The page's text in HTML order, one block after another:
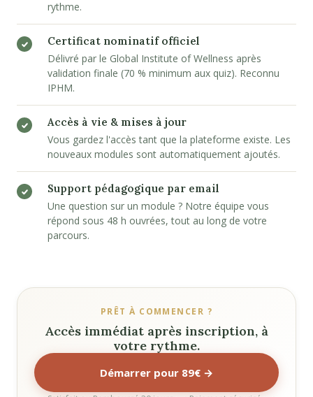
rythme.
Certificat nominatif officiel
Délivré par le Global Institute of Wellness après
validation finale (70 % minimum aux quiz). Reconnu
IPHM.
Accès à vie & mises à jour
Vous gardez l'accès tant que la plateforme existe. Les
nouveaux modules sont automatiquement ajoutés.
Support pédagogique par email
Une question sur un module ? Notre équipe vous
répond sous 48 h ouvrées, tout au long de votre
parcours.
PRÊT À COMMENCER ?
Accès immédiat après inscription, à
votre rythme.
Démarrer pour 89€ →